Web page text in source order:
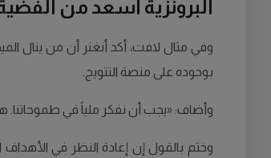
البرونزية أسعد من
وفي مثال لافت، أكد أنغنر أن من ينال
بوجوده على منصة التتويج.
وأضاف: «يجب أن نفكر ملياً في
وختم بالقول إن إعادة النظر في